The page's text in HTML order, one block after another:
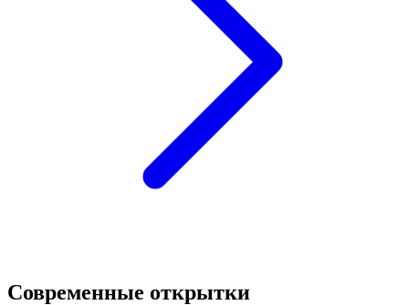
Современные открытки